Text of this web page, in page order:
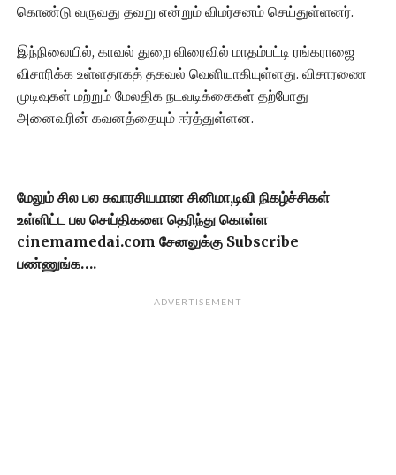
கொண்டு வருவது தவறு என்றும் விமர்சனம் செய்துள்ளனர்.
இந்நிலையில், காவல் துறை விரைவில் மாதம்பட்டி ரங்கராஜை
விசாரிக்க உள்ளதாகத் தகவல் வெளியாகியுள்ளது. விசாரணை
முடிவுகள் மற்றும் மேலதிக நடவடிக்கைகள் தற்போது
அனைவரின் கவனத்தையும் ஈர்த்துள்ளன.
மேலும் சில பல சுவாரசியமான சினிமா,டிவி நிகழ்ச்சிகள்
உள்ளிட்ட பல செய்திகளை தெரிந்து கொள்ள
cinemamedai.com சேனலுக்கு Subscribe
பண்ணுங்க….
ADVERTISEMENT